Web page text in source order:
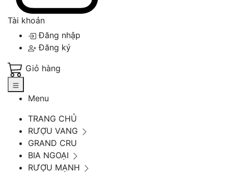
Tài khoản
Đăng nhập
Đăng ký
Giỏ hàng
Menu
TRANG CHỦ
RƯỢU VANG
GRAND CRU
BIA NGOẠI
RƯỢU MẠNH